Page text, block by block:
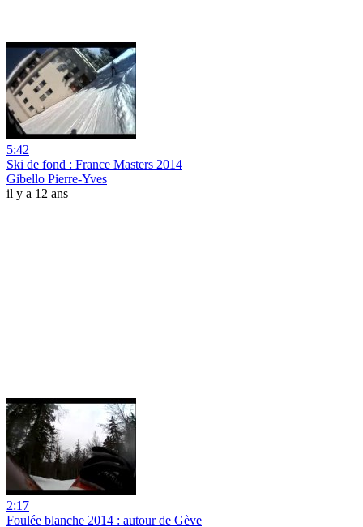
5:42
Ski de fond : France Masters 2014
Gibello Pierre-Yves
il y a 12 ans
2:17
Foulée blanche 2014 : autour de Gève